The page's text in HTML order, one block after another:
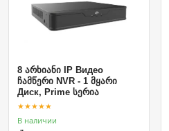
8 არხიანი IP Видео
ჩამწერი NVR - 1 მყარი
Диск, Prime სერია
★★★★★
В наличии